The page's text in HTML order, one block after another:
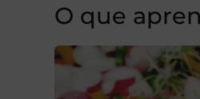
O que